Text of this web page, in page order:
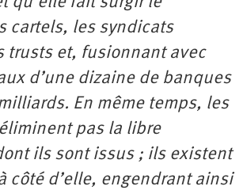
cartels, les syndicats
trusts et, fusionnant avec
d’une dizaine de banques
En même temps, les
pas la libre
ils sont issus ; ils existent
côté d’elle, engendrant ainsi